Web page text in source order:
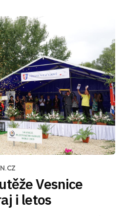
Vesnice
i letos